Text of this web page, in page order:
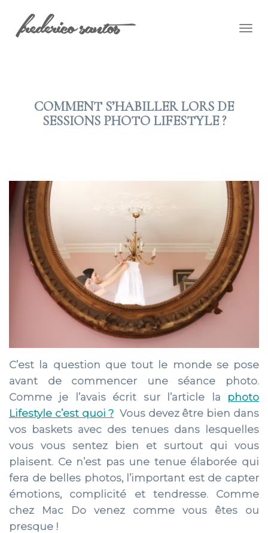
COMMENT S’HABILLER LORS DE
SESSIONS PHOTO LIFESTYLE ?
C’est la question que tout le monde se pose
avant de commencer une séance photo.
Comme je l’avais écrit sur l’article la photo
Lifestyle c’est quoi ? Vous devez être bien dans
vos baskets avec des tenues dans lesquelles
vous vous sentez bien et surtout qui vous
plaisent. Ce n’est pas une tenue élaborée qui
fera de belles photos, l’important est de capter
émotions, complicité et tendresse. Comme
chez Mac Do venez comme vous êtes ou
presque !